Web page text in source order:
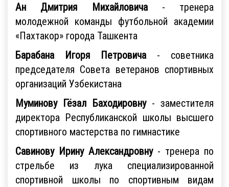
Ан Дмитрия Михайловича- тренера
молодежной команды футбольной академии
«Пахтакор» города Ташкента
Барабана Игоря Петровича- советника
председателя Совета ветеранов спортивных
организаций Узбекистана
Муминову Гёзал Баходировну- заместителя
директора Республиканской школы высшего
спортивного мастерства по гимнастике
Савинову Ирину Александровну- тренера по
стрельбе из лука специализированной
спортивной школы по спортивным видам